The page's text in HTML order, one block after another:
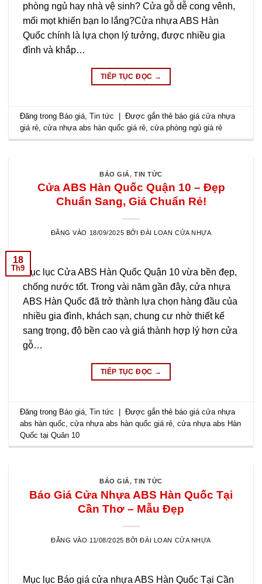
phòng ngủ hay nhà vệ sinh? Cửa gỗ dễ cong vênh,
mối mọt khiến bạn lo lắng?Cửa nhựa ABS Hàn
Quốc chính là lựa chọn lý tưởng, được nhiều gia
đình và khắp…
TIẾP TỤC ĐỌC →
Đăng trong Báo giá ,Tin tức Được gắn thẻ báo giá cửa nhựa
giá rẻ ,cửa nhựa abs hàn quốc giá rẻ ,cửa phòng ngủ giá rẻ
BÁO GIÁ,TIN TỨC
Cửa ABS Hàn Quốc Quận 10 – Đẹp
Chuẩn Sang, Giá Chuẩn Rẻ!
ĐĂNG VÀO 18/09/2025 BỞI ĐÀI LOAN CỬA NHỰA
18
Th9Mục lục Cửa ABS Hàn Quốc Quận 10 vừa bền đẹp,
chống nước tốt. Trong vài năm gần đây, cửa nhựa
ABS Hàn Quốc đã trở thành lựa chọn hàng đầu của
nhiều gia đình, khách sạn, chung cư nhờ thiết kế
sang trọng, độ bền cao và giá thành hợp lý hơn cửa
gỗ…
TIẾP TỤC ĐỌC →
Đăng trong Báo giá ,Tin tức | Được gắn thẻbáo giá cửa nhựa
abs hàn quốc ,cửa nhựa abs hàn quốc giá rẻ ,cửa nhựa abs Hàn
Quốc tại Quân 10
BÁO GIÁ,TIN TỨC
Báo Giá Cửa Nhựa ABS Hàn Quốc Tại
Cần Thơ – Mẫu Đẹp
ĐĂNG VÀO 11/08/2025 BỞIĐÀI LOAN CỬA NHỰA
Mục lục Báo giá cửa nhựa ABS Hàn Quốc Tại Cần